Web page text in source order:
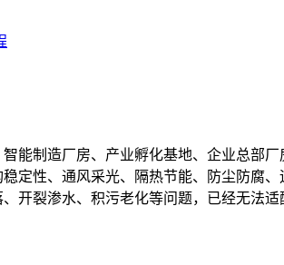
能制造厂房、产业孵化基地、企业总部
定性、通风采光、隔热节能、防尘防腐
开裂渗水、积污老化等问题，已经无法